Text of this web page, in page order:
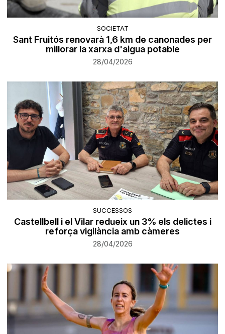
SOCIETAT
Sant Fruitós renovarà 1,6 km de canonades per
millorar la xarxa d'aigua potable
28/04/2026
SUCCESSOS
Castellbell i el Vilar redueix un 3% els delictes i
reforça vigilància amb càmeres
28/04/2026